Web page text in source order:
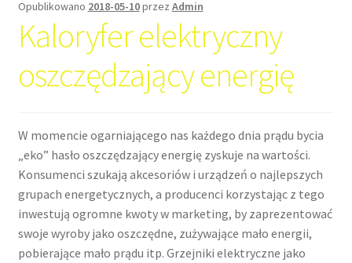
Opublikowano 2018-05-10przez Admin
Kaloryfer elektryczny
oszczędzający energię
W momencie ogarniającego nas każdego dnia prądu bycia
„eko” hasło oszczędzający energię zyskuje na wartości.
Konsumenci szukają akcesoriów i urządzeń o najlepszych
grupach energetycznych, a producenci korzystając z tego
inwestują ogromne kwoty w marketing, by zaprezentować
swoje wyroby jako oszczędne, zużywające mało energii,
pobierające mało prądu itp. Grzejniki elektryczne jako